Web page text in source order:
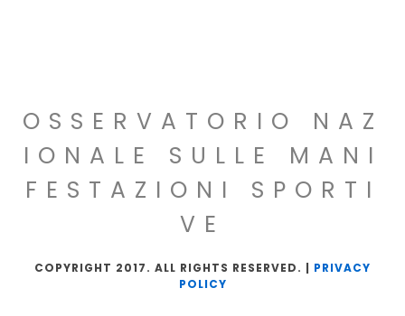
OSSERVATORIO NAZ
IONALE SULLE MANI
FESTAZIONI SPORTI
VE
COPYRIGHT 2017. ALL RIGHTS RESERVED. | PRIVACY
POLICY